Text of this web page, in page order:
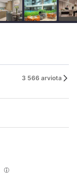
3 566 arviota